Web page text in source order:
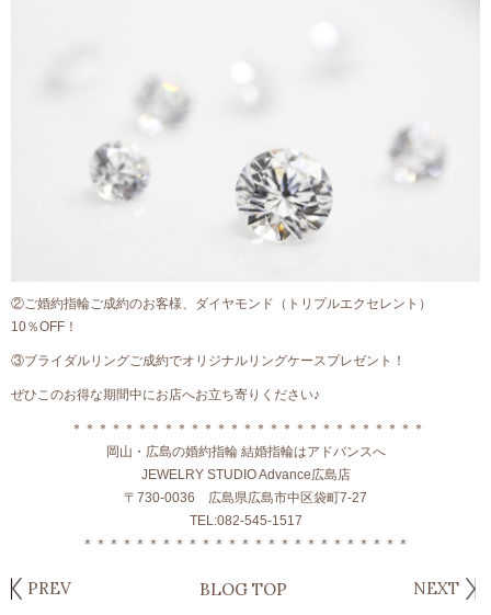
②ご婚約指輪ご成約のお客様、ダイヤモンド（トリプルエクセレント）
10％OFF！
③ブライダルリングご成約でオリジナルリングケースプレゼント！
ぜひこのお得な期間中にお店へお立ち寄りください♪
＊＊＊＊＊＊＊＊＊＊＊＊＊＊＊＊＊＊＊＊＊＊＊＊＊＊＊
岡山・広島の婚約指輪 結婚指輪はアドバンスへ
JEWELRY STUDIO Advance広島店
〒730-0036 広島県広島市中区袋町7-27
TEL:082-545-1517
＊＊＊＊＊＊＊＊＊＊＊＊＊＊＊＊＊＊＊＊＊＊＊＊＊
PREV BLOG TOP NEXT